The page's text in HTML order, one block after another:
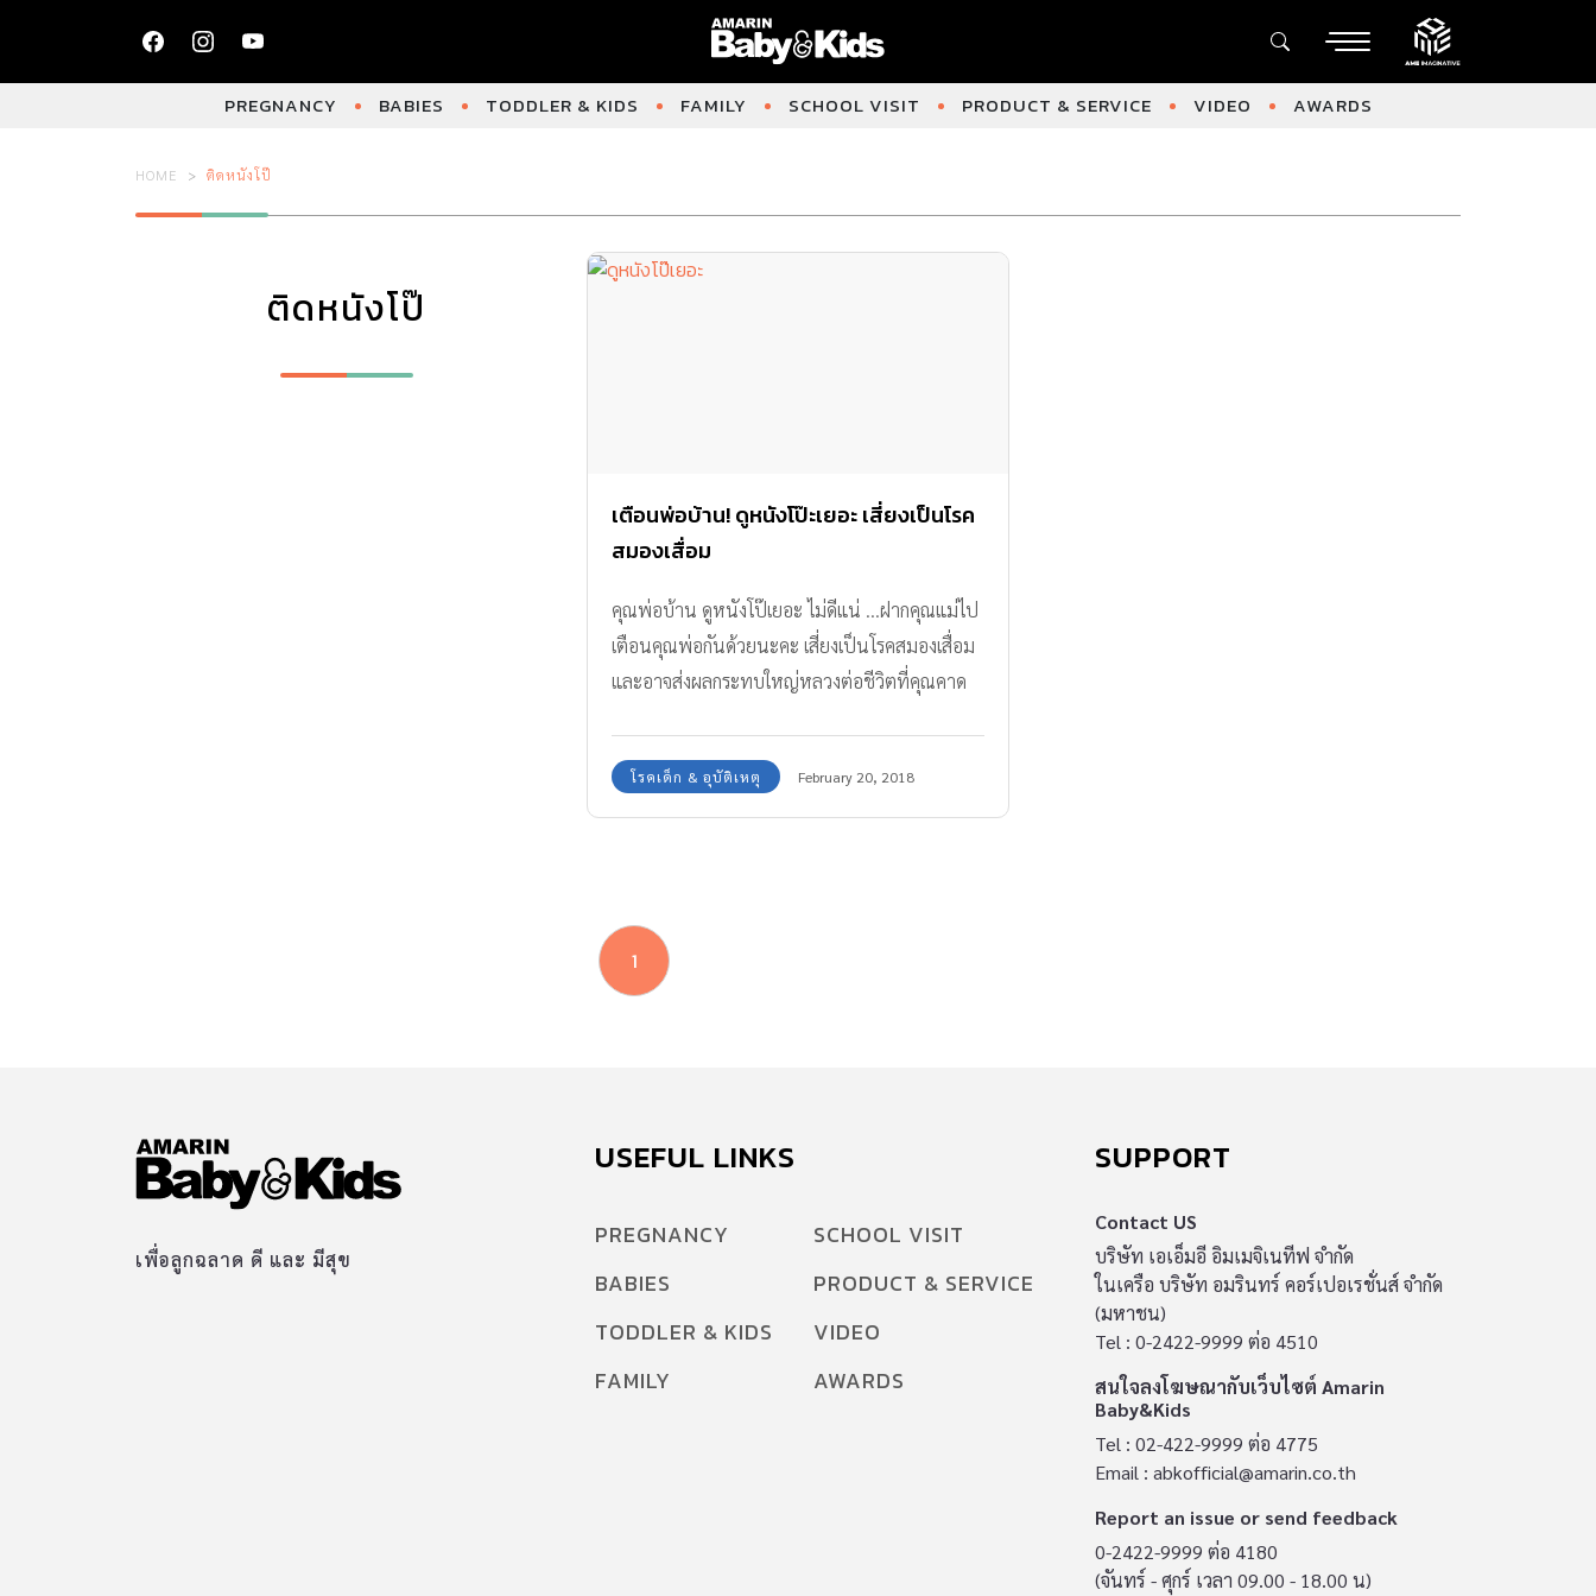
PREGNANCY BABIES TODDLER & KIDS FAMILY SCHOOL VISIT PRODUCT & SERVICE VIDEO AWARDS
HOME ติดหนังโป๊
ติดหนังโป๊
เตือนพ่อบ้าน! ดูหนังโป๊ะเยอะ เสี่ยงเป็นโรค
สมองเสื่อม
คุณพ่อบ้าน ดูหนังโป๊เยอะ ไม่ดีแน่ ...ฝากคุณแม่ไป
เตือนคุณพ่อกันด้วยนะคะ เสี่ยงเป็นโรคสมองเสื่อม
และอาจส่งผลกระทบใหญ่หลวงต่อชีวิตที่คุณคาด
โรคเด็ก & อุบัติเหตุ February 20, 2018
1
เพื่อลูกฉลาด ดี และ มีสุข
USEFUL LINKS
PREGNANCY
BABIES
TODDLER & KIDS
FAMILY
SCHOOL VISIT
PRODUCT & SERVICE
VIDEO
AWARDS
SUPPORT
Contact US
บริษัท เอเอ็มอี อิมเมจิเนทีฟ จำกัด
ในเครือ บริษัท อมรินทร์ คอร์เปอเรชั่นส์ จำกัด
(มหาชน)
Tel : 0-2422-9999 ต่อ 4510
สนใจลงโฆษณากับเว็บไซต์ Amarin
Baby&Kids
Tel : 02-422-9999 ต่อ 4775
Email : abkofficial@amarin.co.th
Report an issue or send feedback
0-2422-9999 ต่อ 4180
(จันทร์ - ศุกร์ เวลา 09.00 - 18.00 น)